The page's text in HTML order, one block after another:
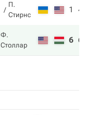
П.
Стирнс
1 4
Ф.
Столлар
6 6